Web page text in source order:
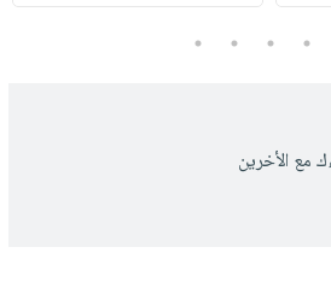
2
3
4
5
مع الأخرين